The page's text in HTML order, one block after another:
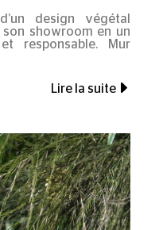
design végétal
showroom en un
responsable. Mur
Lire la suite